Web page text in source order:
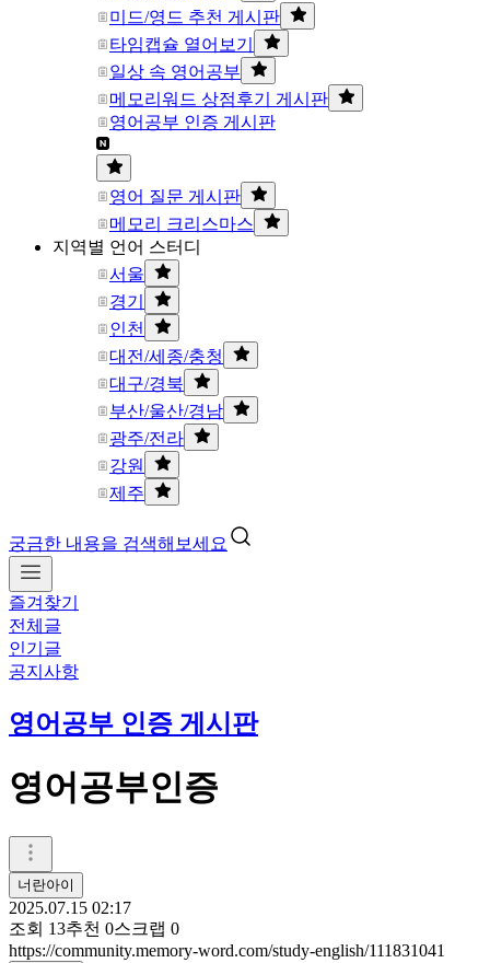
미드/영드 추천 게시판
타임캡슐 열어보기
일상 속 영어공부
메모리워드 상점후기 게시판
영어공부 인증 게시판
영어 질문 게시판
메모리 크리스마스
지역별 언어 스터디
서울
경기
인천
대전/세종/충청
대구/경북
부산/울산/경남
광주/전라
강원
제주
궁금한 내용을 검색해보세요
즐겨찾기
전체글
인기글
공지사항
영어공부 인증 게시판
영어공부인증
너란아이
2025.07.15 02:17
조회 13추천 0스크랩 0
https://community.memory-word.com/study-english/111831041